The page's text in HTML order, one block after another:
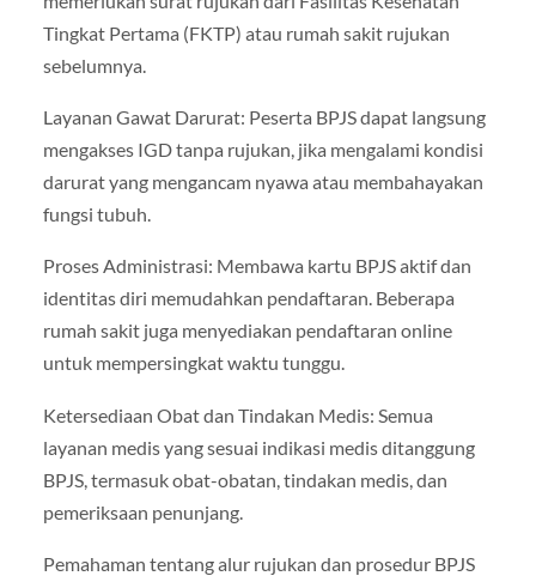
Tingkat Pertama (FKTP) atau rumah sakit rujukan
sebelumnya.
Layanan Gawat Darurat: Peserta BPJS dapat langsung
mengakses IGD tanpa rujukan, jika mengalami kondisi
darurat yang mengancam nyawa atau membahayakan
fungsi tubuh.
Proses Administrasi: Membawa kartu BPJS aktif dan
identitas diri memudahkan pendaftaran. Beberapa
rumah sakit juga menyediakan pendaftaran online
untuk mempersingkat waktu tunggu.
Ketersediaan Obat dan Tindakan Medis: Semua
layanan medis yang sesuai indikasi medis ditanggung
BPJS, termasuk obat-obatan, tindakan medis, dan
pemeriksaan penunjang.
Pemahaman tentang alur rujukan dan prosedur BPJS